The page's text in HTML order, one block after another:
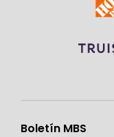
Boletín MBS